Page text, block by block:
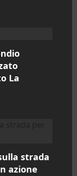
La
strada
azione